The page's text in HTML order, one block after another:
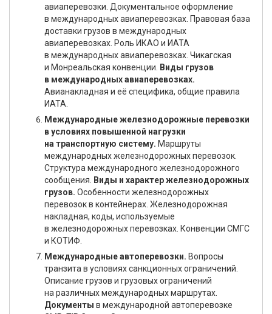
авиаперевозки. Документальное оформление
в международных авиаперевозках. Правовая база
доставки грузов в международных
авиаперевозках. Роль ИКАО и ИАТА
в международных авиаперевозках. Чикагская
и Монреальская конвенции.
Виды грузов
в международных авиаперевозках.
Авианакладная и её специфика, общие правила
ИАТА.
Международные железнодорожные перевозки
в условиях повышенной нагрузки
на транспортную систему. Маршруты
международных железнодорожных перевозок.
Структура международного железнодорожного
сообщения.
Виды и характер железнодорожных
грузов. Особенности железнодорожных
перевозок в контейнерах. Железнодорожная
накладная, коды, используемые
в железнодорожных перевозках. Конвенции СМГС
и КОТИФ.
Международные автоперевозки. Вопросы
транзита в условиях санкционных ограничений.
Описание грузов и грузовых ограничений
на различных международных маршрутах.
Документы в международной автоперевозке